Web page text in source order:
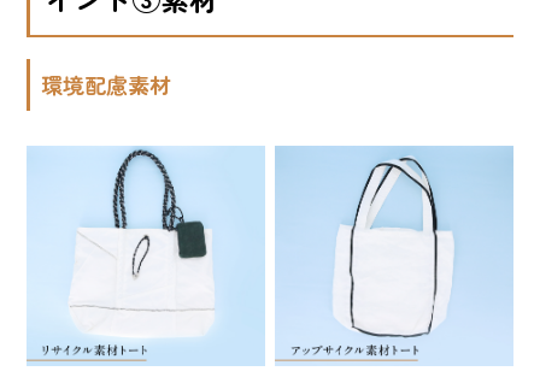
環境配慮素材